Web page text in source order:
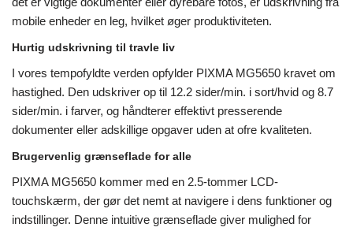
mobile enheder en leg, hvilket øger produktiviteten.
Hurtig udskrivning til travle liv
I vores tempofyldte verden opfylder PIXMA MG5650 kravet om
hastighed. Den udskriver op til 12.2 sider/min. i sort/hvid og 8.7
sider/min. i farver, og håndterer effektivt presserende
dokumenter eller adskillige opgaver uden at ofre kvaliteten.
Brugervenlig grænseflade for alle
PIXMA MG5650 kommer med en 2.5-tommer LCD-
touchskærm, der gør det nemt at navigere i dens funktioner og
indstillinger. Denne intuitive grænseflade giver mulighed for